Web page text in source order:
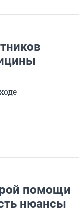
помощи
нюансы